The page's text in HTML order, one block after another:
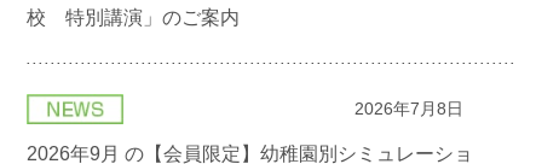
校 特別講演」のご案内
2026年7月8日
2026年9月 の【会員限定】幼稚園別シミュレーショ